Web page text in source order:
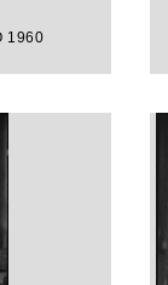
1960